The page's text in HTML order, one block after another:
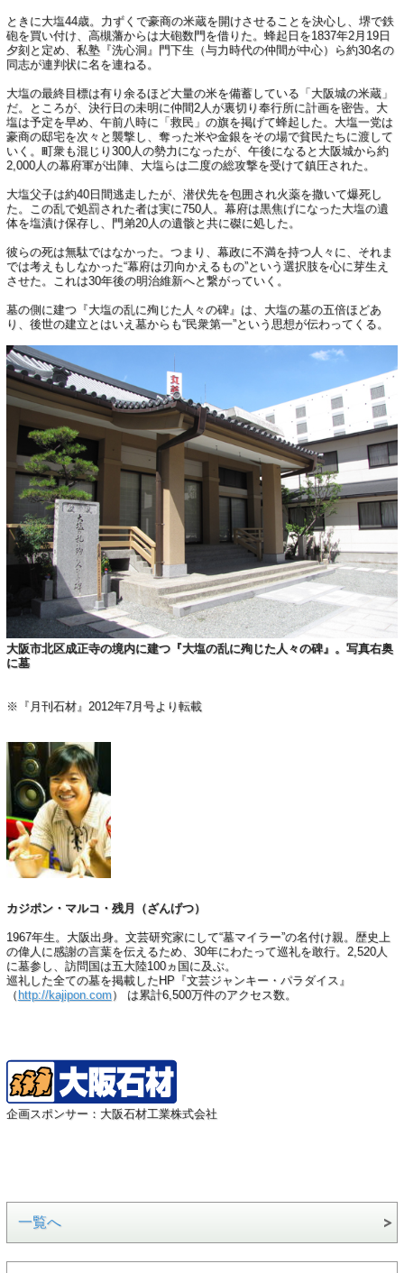
ときに大塩44歳。力ずくで豪商の米蔵を開けさせることを決心し、堺で鉄
砲を買い付け、高槻藩からは大砲数門を借りた。蜂起日を1837年2月19日
夕刻と定め、私塾『洗心洞』門下生（与力時代の仲間が中心）ら約30名の
同志が連判状に名を連ねる。
大塩の最終目標は有り余るほど大量の米を備蓄している「大阪城の米蔵」
だ。ところが、決行日の未明に仲間2人が裏切り奉行所に計画を密告。大
塩は予定を早め、午前八時に「救民」の旗を掲げて蜂起した。大塩一党は
豪商の邸宅を次々と襲撃し、奪った米や金銀をその場で貧民たちに渡して
いく。町衆も混じり300人の勢力になったが、午後になると大阪城から約
2,000人の幕府軍が出陣、大塩らは二度の総攻撃を受けて鎮圧された。
大塩父子は約40日間逃走したが、潜伏先を包囲され火薬を撒いて爆死し
た。この乱で処罰された者は実に750人。幕府は黒焦げになった大塩の遺
体を塩漬け保存し、門弟20人の遺骸と共に磔に処した。
彼らの死は無駄ではなかった。つまり、幕政に不満を持つ人々に、それま
では考えもしなかった“幕府は刃向かえるもの”という選択肢を心に芽生え
させた。これは30年後の明治維新へと繋がっていく。
墓の側に建つ『大塩の乱に殉じた人々の碑』は、大塩の墓の五倍ほどあ
り、後世の建立とはいえ墓からも“民衆第一”という思想が伝わってくる。
大阪市北区成正寺の境内に建つ『大塩の乱に殉じた人々の碑』。写真右奥
に墓
※『月刊石材』2012年7月号より転載
カジポン・マルコ・残月（ざんげつ）
1967年生。大阪出身。文芸研究家にして“墓マイラー”の名付け親。歴史上
の偉人に感謝の言葉を伝えるため、30年にわたって巡礼を敢行。2,520人
に墓参し、訪問国は五大陸100ヵ国に及ぶ。
巡礼した全ての墓を掲載したHP『文芸ジャンキー・パラダイス』
（ http://kajipon.com） は累計6,500万件のアクセス数。
企画スポンサー：大阪石材工業株式会社
一覧へ